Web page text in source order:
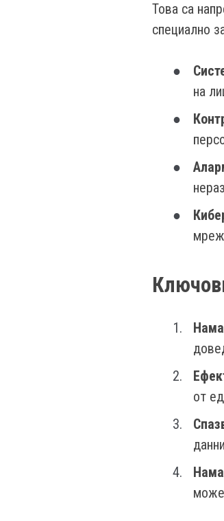
Това са
специално
на
от
може